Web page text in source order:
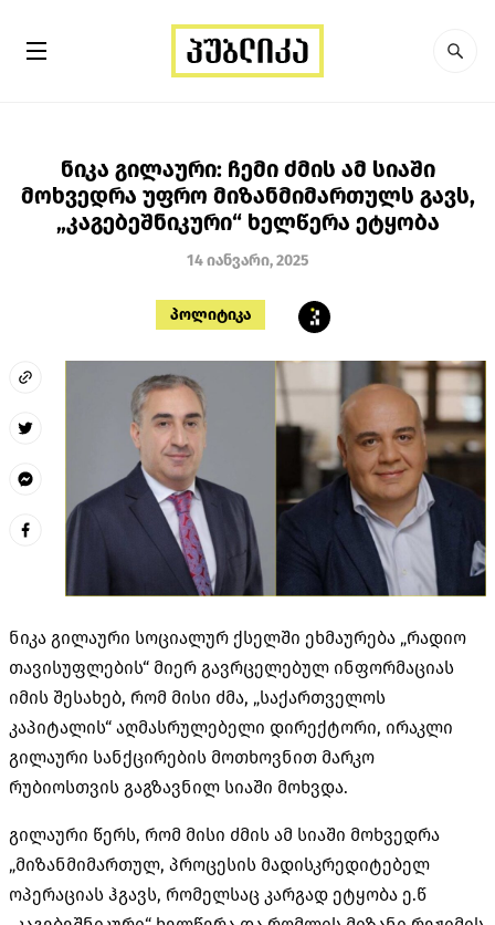
ნიკა გილაური: ჩემი ძმის ამ სიაში
მოხვედრა უფრო მიზანმიმართულს გავს,
„კაგებეშნიკური“ ხელწერა ეტყობა
14 იანვარი, 2025
პოლიტიკა
ნიკა გილაური სოციალურ ქსელში ეხმაურება „რადიო
თავისუფლების“ მიერ გავრცელებულ ინფორმაციას
იმის შესახებ, რომ მისი ძმა, „საქართველოს
კაპიტალის“ აღმასრულებელი დირექტორი, ირაკლი
გილაური სანქცირების მოთხოვნით მარკო
რუბიოსთვის გაგზავნილ სიაში მოხვდა.
გილაური წერს, რომ მისი ძმის ამ სიაში მოხვედრა
„მიზანმიმართულ, პროცესის მადისკრედიტებელ
ოპერაციას ჰგავს, რომელსაც კარგად ეტყობა ე.წ